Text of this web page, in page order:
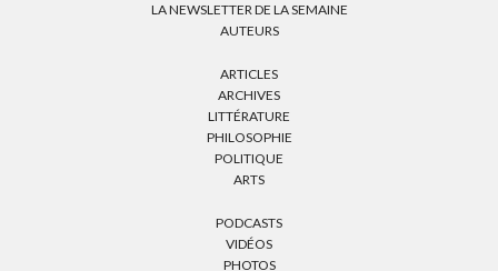
LA NEWSLETTER DE LA SEMAINE
AUTEURS
ARTICLES
ARCHIVES
LITTÉRATURE
PHILOSOPHIE
POLITIQUE
ARTS
PODCASTS
VIDÉOS
PHOTOS